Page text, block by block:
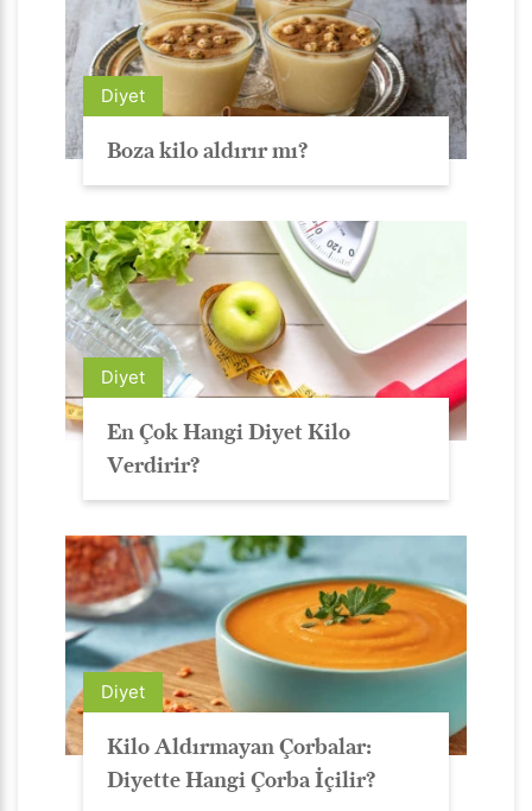
Diyet
Boza kilo aldırır mı?
Diyet
En Çok Hangi Diyet Kilo
Verdirir?
Diyet
Kilo Aldırmayan Çorbalar:
Diyette Hangi Çorba İçilir?